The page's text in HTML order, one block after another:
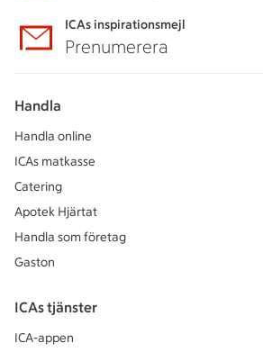
ICAs inspirationsmejl
Prenumerera
Handla
Handla online
ICAs matkasse
Catering
Apotek Hjärtat
Handla som företag
Gaston
ICAs tjänster
ICA-appen